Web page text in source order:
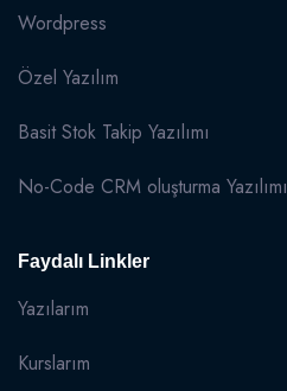
Wordpress
Özel Yazılım
Basit Stok Takip Yazılımı
No-Code CRM oluşturma Yazılımı
Faydalı Linkler
Yazılarım
Kurslarım